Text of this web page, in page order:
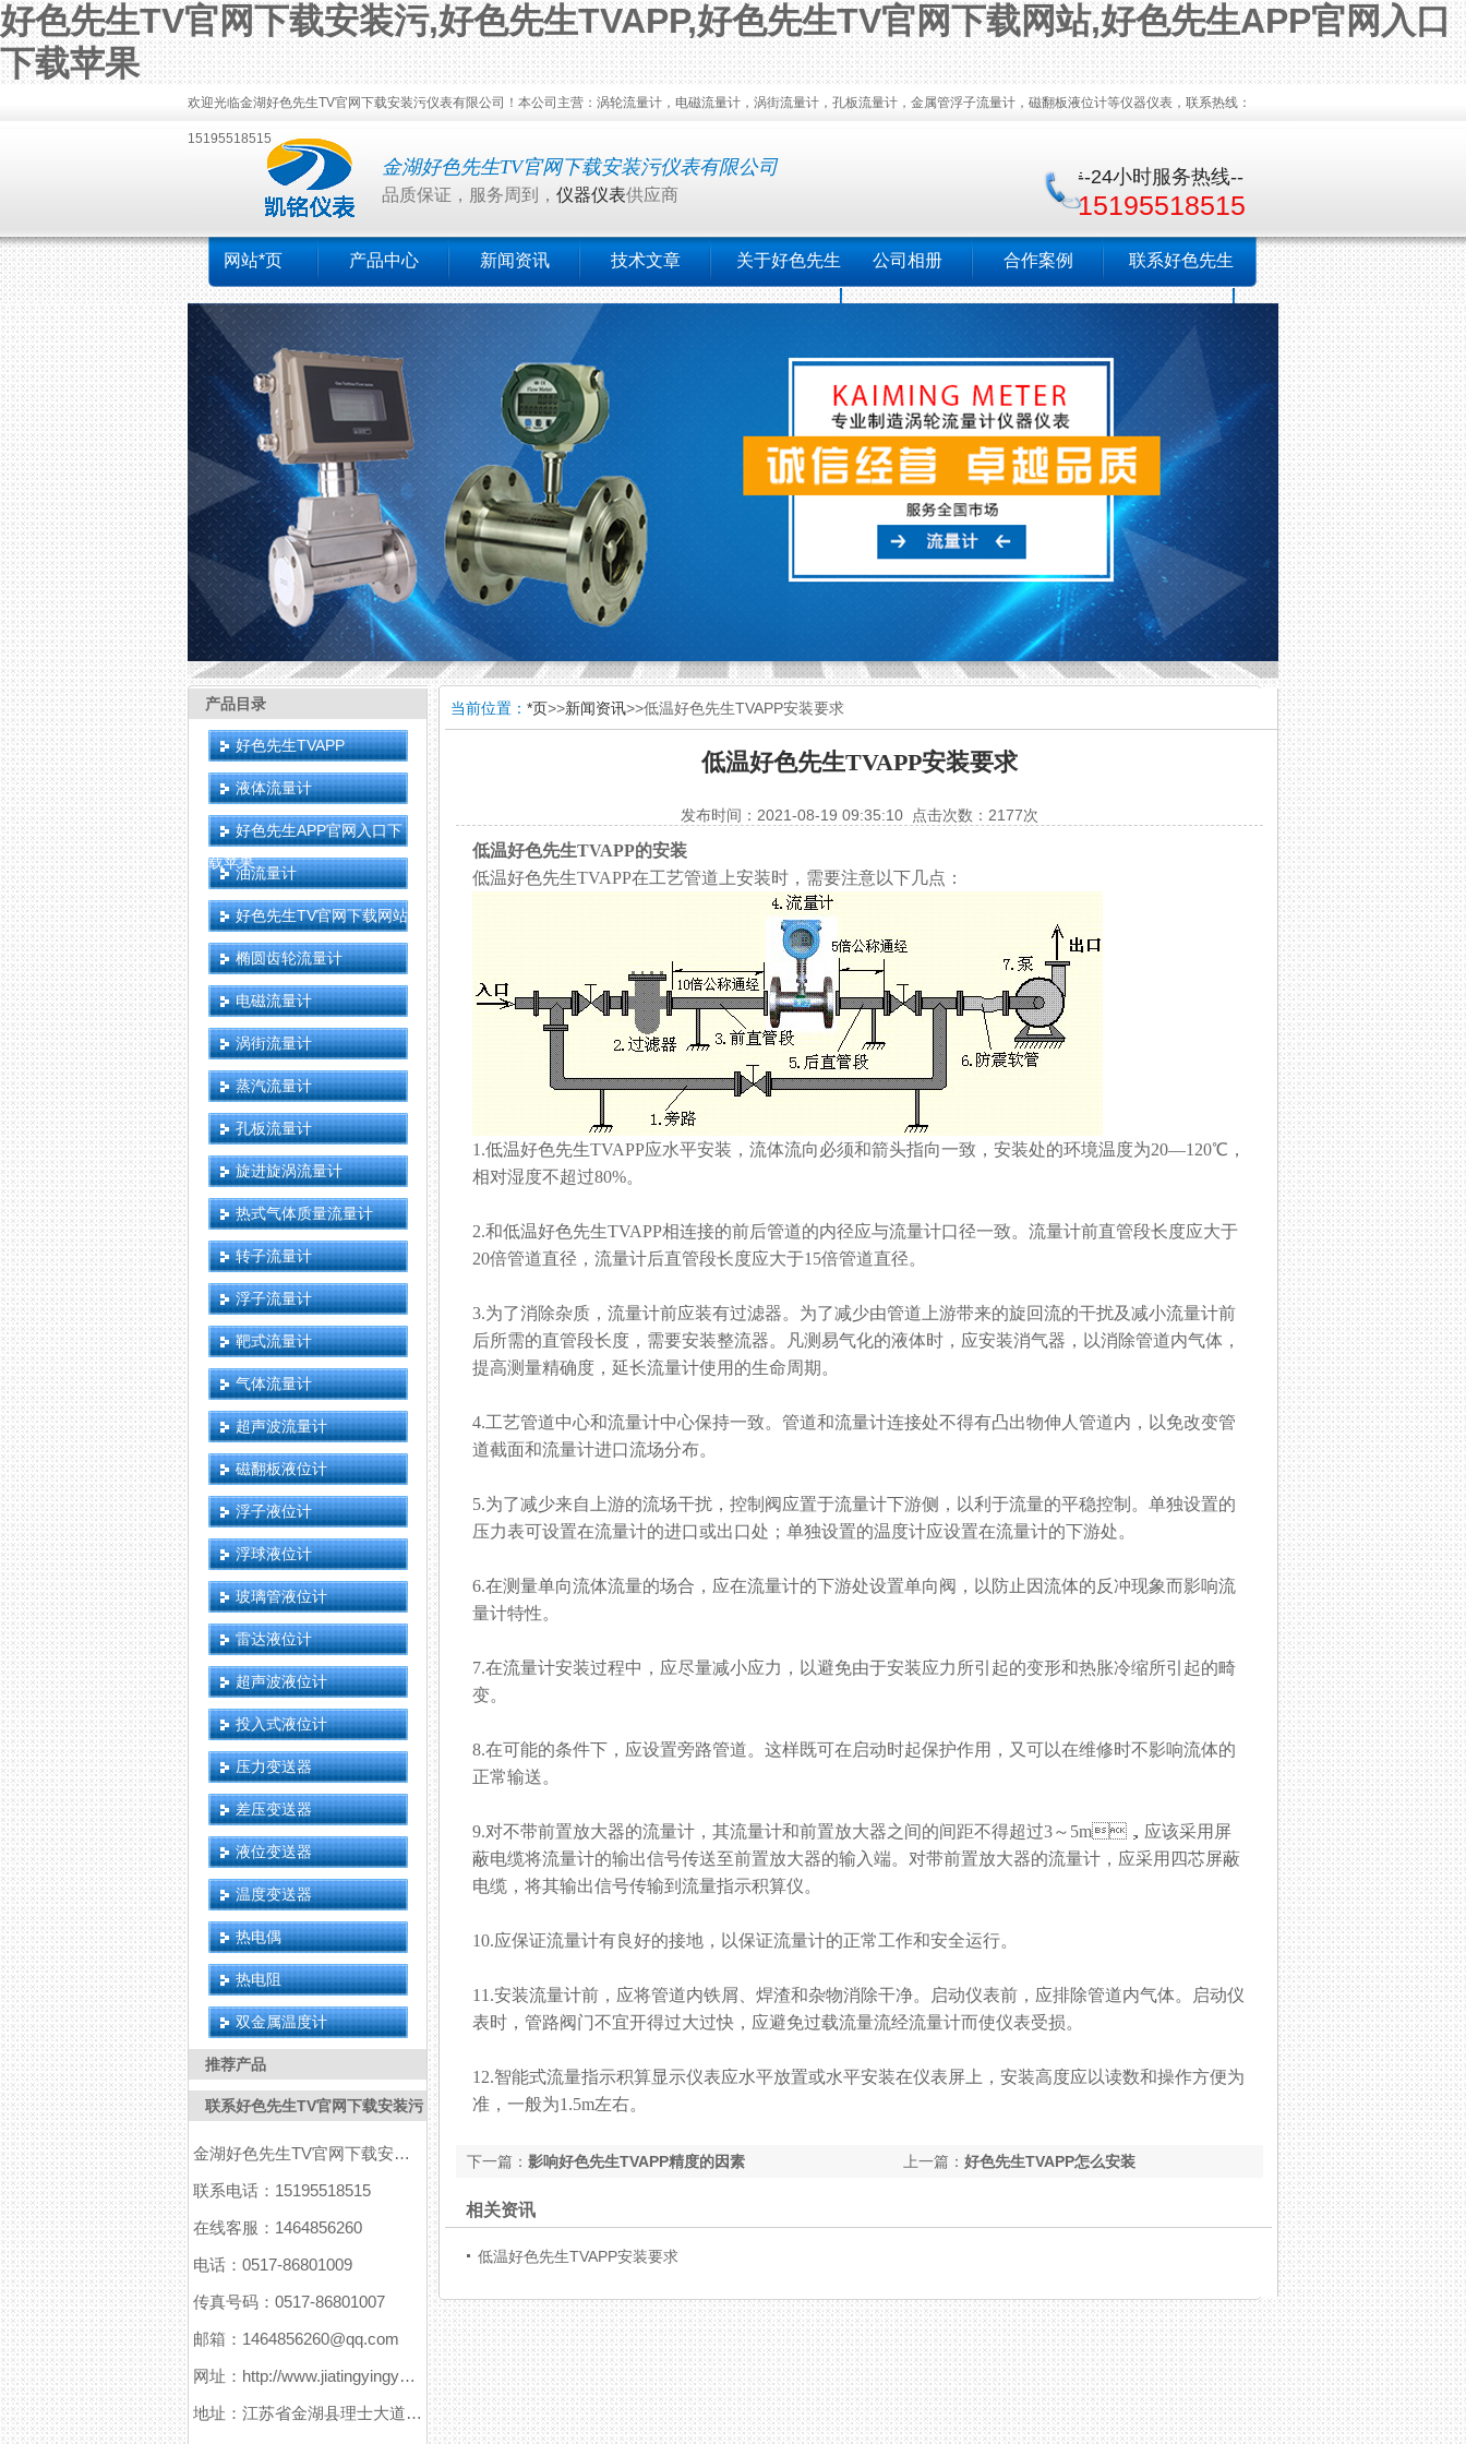
好色先生TV官网下载安装污,好色先生TVAPP,好色先生TV官网下载网站,好色先生APP官网入口
下载苹果
欢迎光临金湖好色先生TV官网下载安装污仪表有限公司！本公司主营：涡轮流量计，电磁流量计，涡街流量计，孔板流量计，金属管浮子流量计，磁翻板液位计等仪器仪表，联系热线：
15195518515
金湖好色先生TV官网下载安装污仪表有限公司
品质保证，服务周到， 仪器仪表供应商
--24小时服务热线--
15195518515
网站*页 产品中心 新闻资讯 技术文章 关于好色先生 公司相册 合作案例 联系好色先生
污
产品目录
好色先生TVAPP
液体流量计
好色先生APP官网入口下
载苹果
油流量计
好色先生TV官网下载网站
椭圆齿轮流量计
电磁流量计
涡街流量计
蒸汽流量计
孔板流量计
旋进旋涡流量计
热式气体质量流量计
转子流量计
浮子流量计
靶式流量计
气体流量计
超声波流量计
磁翻板液位计
浮子液位计
浮球液位计
玻璃管液位计
雷达液位计
超声波液位计
投入式液位计
压力变送器
差压变送器
液位变送器
温度变送器
热电偶
热电阻
双金属温度计
推荐产品
联系好色先生TV官网下载安装污
金湖好色先生TV官网下载安装污仪表有限公司
联系电话：15195518515
在线客服：1464856260
电话：0517-86801009
传真号码：0517-86801007
邮箱：1464856260@qq.com
网址：http://www.jiatingyingyuanxitong.com
地址：江苏省金湖县理士大道61号
当前位置： *页>>新闻资讯>>低温好色先生TVAPP安装要求
低温好色先生TVAPP安装要求
发布时间：2021-08-19 09:35:10 点击次数：2177次
低温好色先生TVAPP的安装
低温好色先生TVAPP在工艺管道上安装时，需要注意以下几点：
1.低温好色先生TVAPP应水平安装，流体流向必须和箭头指向一致，安装处的环境温度为20—120℃，
相对湿度不超过80%。
2.和低温好色先生TVAPP相连接的前后管道的内径应与流量计口径一致。流量计前直管段长度应大于
20倍管道直径，流量计后直管段长度应大于15倍管道直径。
3.为了消除杂质，流量计前应装有过滤器。为了减少由管道上游带来的旋回流的干扰及减小流量计前
后所需的直管段长度，需要安装整流器。凡测易气化的液体时，应安装消气器，以消除管道内气体，
提高测量精确度，延长流量计使用的生命周期。
4.工艺管道中心和流量计中心保持一致。管道和流量计连接处不得有凸出物伸人管道内，以免改变管
道截面和流量计进口流场分布。
5.为了减少来自上游的流场干扰，控制阀应置于流量计下游侧，以利于流量的平稳控制。单独设置的
压力表可设置在流量计的进口或出口处；单独设置的温度计应设置在流量计的下游处。
6.在测量单向流体流量的场合，应在流量计的下游处设置单向阀，以防止因流体的反冲现象而影响流
量计特性。
7.在流量计安装过程中，应尽量减小应力，以避免由于安装应力所引起的变形和热胀冷缩所引起的畸
变。
8.在可能的条件下，应设置旁路管道。这样既可在启动时起保护作用，又可以在维修时不影响流体的
正常输送。
9.对不带前置放大器的流量计，其流量计和前置放大器之间的间距不得超过3～5m，应该采用屏
蔽电缆将流量计的输出信号传送至前置放大器的输入端。对带前置放大器的流量计，应采用四芯屏蔽
电缆，将其输出信号传输到流量指示积算仪。
10.应保证流量计有良好的接地，以保证流量计的正常工作和安全运行。
11.安装流量计前，应将管道内铁屑、焊渣和杂物消除干净。启动仪表前，应排除管道内气体。启动仪
表时，管路阀门不宜开得过大过快，应避免过载流量流经流量计而使仪表受损。
12.智能式流量指示积算显示仪表应水平放置或水平安装在仪表屏上，安装高度应以读数和操作方便为
准，一般为1.5m左右。
上一篇： 好色先生TVAPP怎么安装
下一篇： 影响好色先生TVAPP精度的因素
相关资讯
低温好色先生TVAPP安装要求